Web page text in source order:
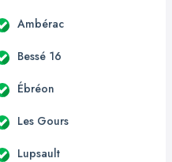
Ambérac
Bessé 16
Ébréon
Les Gours
Lupsault